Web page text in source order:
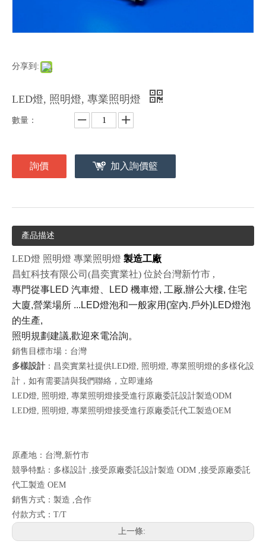
分享到:
LED燈, 照明燈, 專業照明燈
數量：
詢價 加入詢價籃
產品描述
LED燈 照明燈 專業照明燈 製造工廠
昌虹科技有限公司(昌奕實業社) 位於台灣新竹市 ,
專門從事LED 汽車燈、LED 機車燈, 工厰,辦公大樓, 住宅
大廈,營業場所 ...LED燈泡和一般家用(室內.戶外)LED燈泡
的生產,
照明規劃建議,歡迎來電洽詢。
銷售目標市場：台灣
多樣設計 ：昌奕實業社提供LED燈, 照明燈, 專業照明燈的多樣化設
計，如有需要請與我們聯絡， 立即連絡
LED燈, 照明燈, 專業照明燈接受進行原廠委託設計製造ODM
LED燈, 照明燈, 專業照明燈接受進行原廠委託代工製造OEM
原產地：台灣,新竹市
競爭特點：多樣設計 ,接受原廠委託設計製造 ODM ,接受原廠委託
代工製造 OEM
銷售方式：製造 ,合作
付款方式：T/T
上一條: